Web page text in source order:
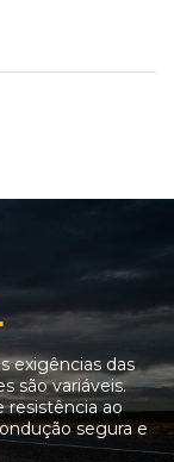
exigências das
são variáveis.
resistência ao
segura e